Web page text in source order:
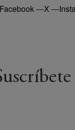
Facebook—X —